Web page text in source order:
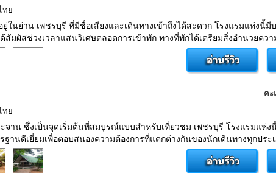
ทย
ในย่าน เพชรบุรี ที่มีชื่อเสียงและเดินทางเข้าถึงได้สะดวก โรงแรมแห่งนี้มี
มผัสช่วงเวลาแสนวิเศษตลอดการเข้าพัก ทางที่พักได้เตรียมสิ่งอำนวยคว
ค
ทย
จาน ซึ่งเป็นจุดเริ่มต้นที่สมบูรณ์แบบสำหรับเที่ยวชม เพชรบุรี โรงแรมแห่ง
านดีเยี่ยมเพื่อตอบสนองความต้องการที่แตกต่างกันของนักเดินทางทุกปร